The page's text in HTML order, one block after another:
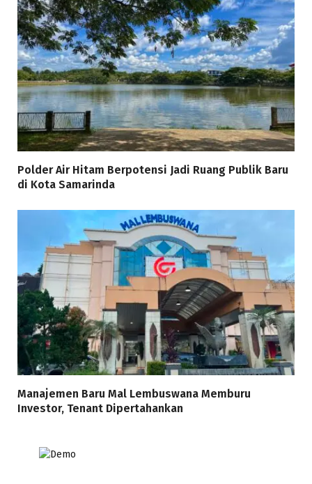
Polder Air Hitam Berpotensi Jadi Ruang Publik Baru
di Kota Samarinda
Manajemen Baru Mal Lembuswana Memburu
Investor, Tenant Dipertahankan